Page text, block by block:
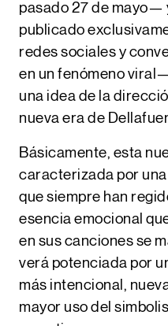
pasado 27 de mayo—
publicado
redes sociales y
en un fenómeno
una idea de la
nueva era de
Básicamente, esta
caracterizada por
que siempre han
esencia emocional
en sus canciones se
verá potenciada por
más intencional,
mayor uso del